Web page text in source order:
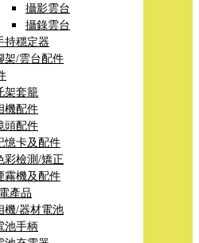
攝影雲台
攝錄雲台
持穩定器
架/雲台配件
架套籠
機配件
頭配件
憶卡及配件
彩檢測/矯正
霧機及配件
產品
機/器材電池
池手柄